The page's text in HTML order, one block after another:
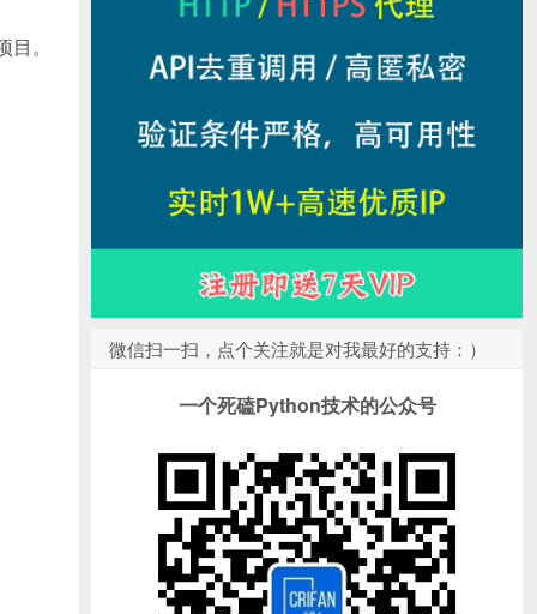
。
微信扫一扫，点个关注就是对我最好的支持：）
一个死磕Python技术的公众号